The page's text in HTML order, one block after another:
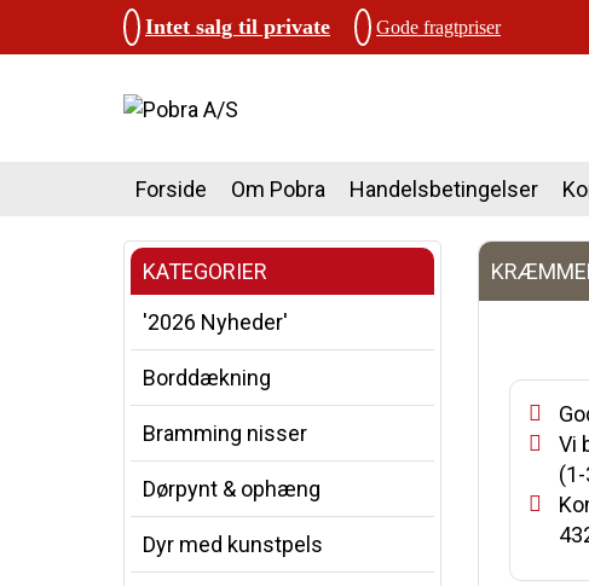
Intet salg til private Gode fragtpriser
Forside Om Pobra Handelsbetingelser
KATEGORIER
'2026 Nyheder'
Borddækning
Bramming nisser
Dørpynt & ophæng
Dyr med kunstpels
Vi